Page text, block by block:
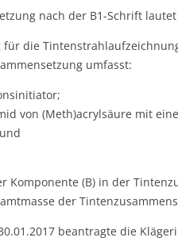
nach der B1-Schrift
für die
umfasst:
von (Meth)acrylsäure mit
Komponente (B) in der
der
beantragte die